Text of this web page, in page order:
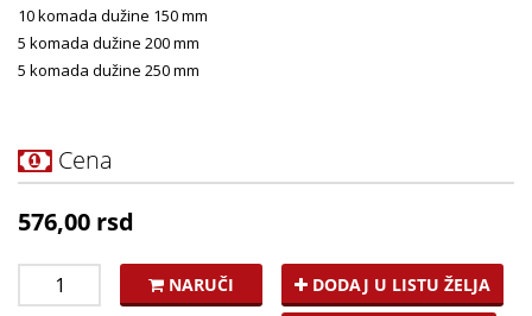
10 komada dužine 150 mm
5 komada dužine 200 mm
5 komada dužine 250 mm
Cena
576,00 rsd
NARUČI DODAJ U LISTU ŽELJA